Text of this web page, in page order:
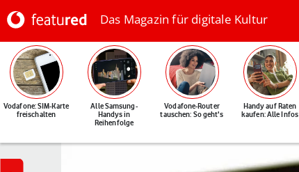
Das Magazin für digitale Kultur
Vodafone: SIM-Karte
freischalten
Alle Samsung-
Handys in
Reihenfolge
Vodafone-Router
tauschen: So geht's
Handy auf Raten
kaufen: Alle Infos